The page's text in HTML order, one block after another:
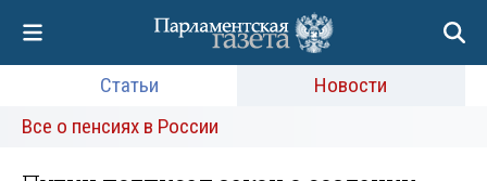
Статьи
Новости
Все о пенсиях в России